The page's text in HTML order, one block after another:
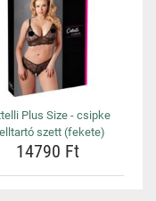
Plus Size - csipke
szett (fekete)
14790 Ft